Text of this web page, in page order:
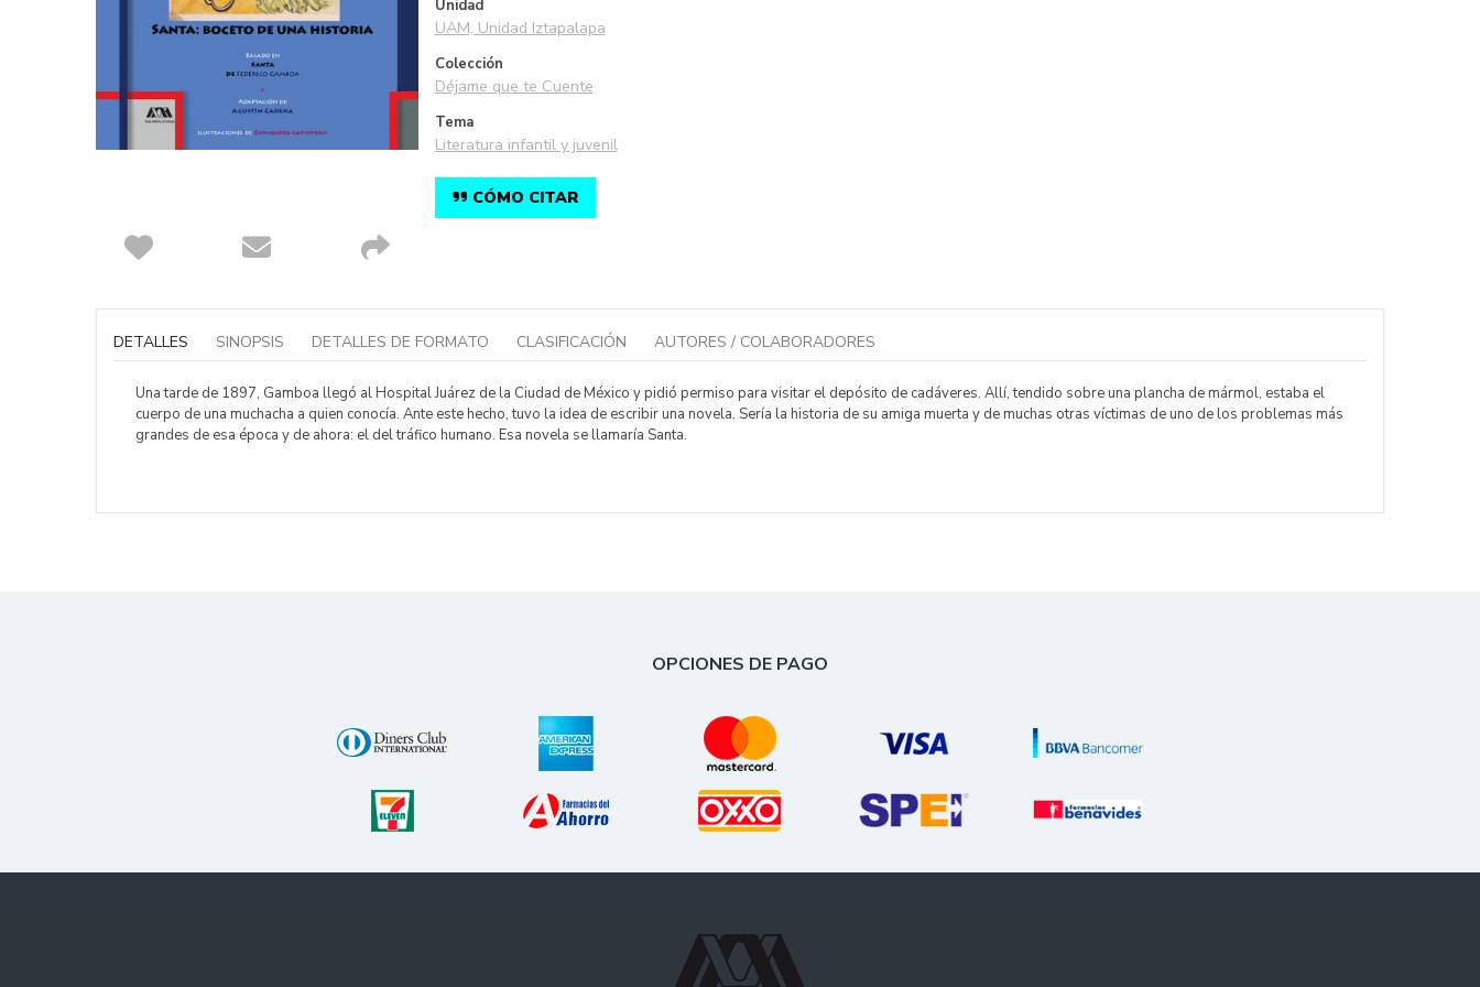
al
galería
imágenes
Unidad
UAM, Unidad Iztapalapa
Colección
Déjame que te Cuente
Tema
Literatura infantil y juvenil
CÓMO CITAR
DETALLES
Una tarde de 1897, Gamboa llegó al Hospital Juárez de la Ciudad de México y pidió permiso para visitar el depósito de cadáveres. Allí, tendido sobre una plancha de mármol, estaba el
cuerpo de una muchacha a quien conocía. Ante este hecho, tuvo la idea de escribir una novela. Sería la historia de su amiga muerta y de muchas otras víctimas de uno de los problemas más
grandes de esa época y de ahora: el del tráfico humano. Esa novela se llamaría Santa.
SINOPSIS DETALLES DE FORMATO CLASIFICACIÓN AUTORES / COLABORADORES
OPCIONES DE PAGO